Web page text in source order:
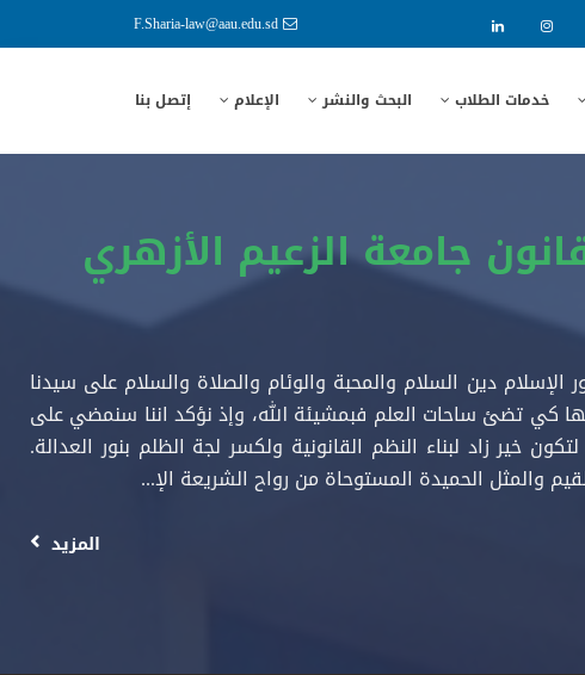
F.Sharia-law@aau.edu.sd
خدمات الطلاب البحث والنشر الإعلام إتصل بنا
جامعة الزعيم الأزهري
دين السلام والمحبة والوئام والصلاة والسلام على سيدنا
كي تضئ ساحات العلم فبمشيئة الله، وإذ نؤكد اننا سنمضي على
خير زاد لبناء النظم القانونية ولكسر لجة الظلم بنور العدالة.
والمثل الحميدة المستوحاة من رواح الشريعة الإ...
المزيد